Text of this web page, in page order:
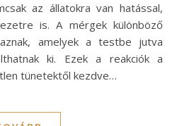
az állatokra van hatással,
is. A mérgek különböző
amelyek a testbe jutva
ki. Ezek a reakciók a
tünetektől kezdve…